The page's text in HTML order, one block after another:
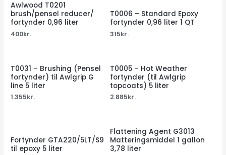
Awlwood T0201
brush/pensel reducer/
fortynder 0,96 liter
400kr.
T0006 – Standard Epoxy
fortynder 0,96 liter 1 QT
315kr.
T0031 – Brushing (Pensel
fortynder) til Awlgrip G
line 5 liter
1.355kr.
T0005 – Hot Weather
fortynder (til Awlgrip
topcoats) 5 liter
2.885kr.
Fortynder GTA220/5LT/S9
til epoxy 5 liter
Flattening Agent G3013
Matteringsmiddel 1 gallon
3,78 liter